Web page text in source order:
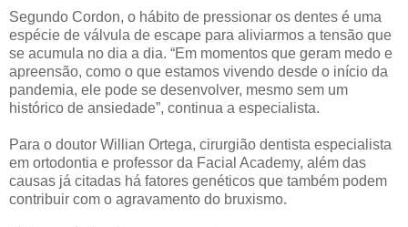
Segundo Cordon, o hábito de pressionar os dentes é uma
espécie de válvula de escape para aliviarmos a tensão que
se acumula no dia a dia. “Em momentos que geram medo e
apreensão, como o que estamos vivendo desde o início da
pandemia, ele pode se desenvolver, mesmo sem um
histórico de ansiedade”, continua a especialista.
Para o doutor Willian Ortega, cirurgião dentista especialista
em ortodontia e professor da Facial Academy, além das
causas já citadas há fatores genéticos que também podem
contribuir com o agravamento do bruxismo.